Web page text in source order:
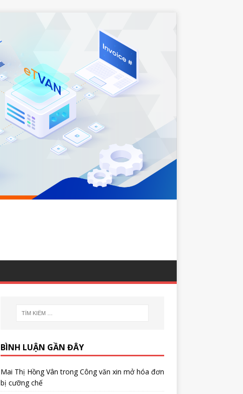
BÌNH LUẬN GẦN ĐÂY
Mai Thị Hồng Vân trongCông văn xin mở hóa đơn
bị cưỡng chế